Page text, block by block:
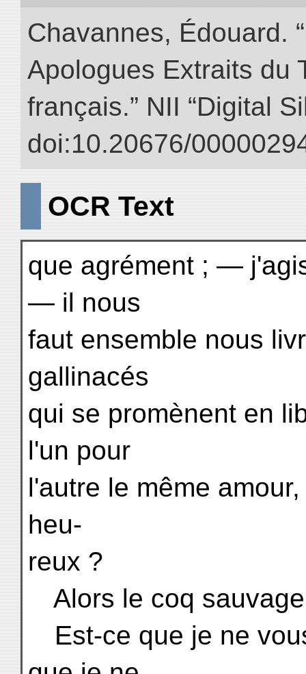
Chavannes, Édouard.
Apologues Extraits du
français.” NII “Digital
doi:10.20676/
OCR Text
que agrément ; —
— il nous
faut ensemble nous
gallinacés
qui se promènent en
l'un pour
l'autre le même
heu-
reux ?
Alors le coq
Est-ce que je ne